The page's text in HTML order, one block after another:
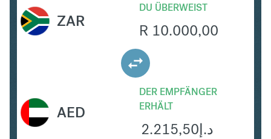
ZAR
DU ÜBERWEIST
R 10.000,00
DER EMPFÄNGER
ERHÄLT
د.إ2.215,50
AED